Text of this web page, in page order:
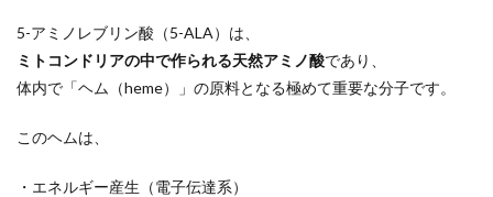
5-アミノレブリン酸（5-ALA）は、
ミトコンドリアの中で作られる天然アミノ酸であり、
体内で「ヘム（heme）」の原料となる極めて重要な分子です。
このヘムは、
・エネルギー産生（電子伝達系）